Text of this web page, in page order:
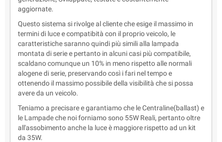
aggiornate.
Questo sistema si rivolge al cliente che esige il massimo in
termini di luce e compatibità con il proprio veicolo, le
caratteristiche saranno quindi più simili alla lampada
montata di serie e pertanto in alcuni casi più compatibile,
scaldano comunque un 10% in meno rispetto alle normali
alogene di serie, preservando così i fari nel tempo e
ottenendo il massimo possibile della visibilità che si possa
avere da un veicolo.
Teniamo a precisare e garantiamo che le Centraline(ballast) e
le Lampade che noi forniamo sono 55W Reali, pertanto oltre
all'assobimento anche la luce è maggiore rispetto ad un kit
da 35W.